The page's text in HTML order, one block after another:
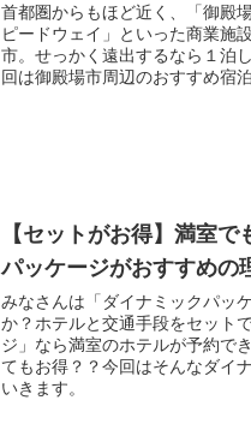
首都圏からもほど近く、「御殿
ピードウェイ」といった商業施
市。せっかく遠出するなら１泊
回は御殿場市周辺のおすすめ宿
【セットがお得】満室
パッケージがおすすめの
みなさんは「ダイナミックパッ
か？ホテルと交通手段をセット
ジ」なら満室のホテルが予約で
てもお得？？今回はそんなダイ
いきます。